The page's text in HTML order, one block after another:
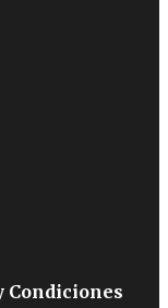
Condiciones